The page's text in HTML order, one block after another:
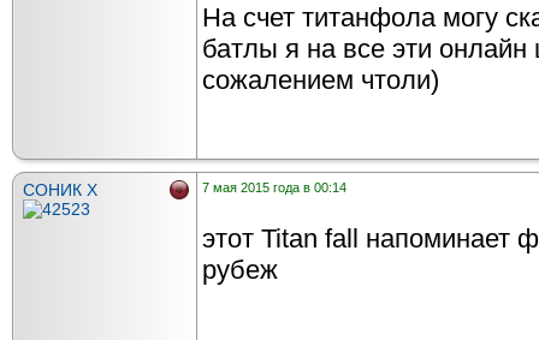
На счет титанфола могу
батлы я на все эти
сожалением чтоли)
СОНИК X 7 мая 2015 года в 00:14
этот Titan fall напоминает
рубеж